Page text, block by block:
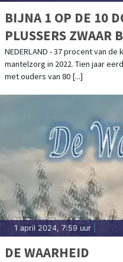
BIJNA 1 OP DE 10
PLUSSERS ZWAAR
MANTELZORG
NEDERLAND - 37 procent van
mantelzorg in 2022. Tien jaar
met ouders van 80 [...]
1 april 2024, 7:59 uur
DE WAARHEID